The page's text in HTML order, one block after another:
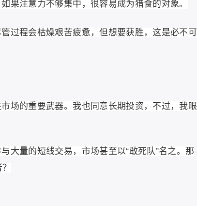
果注意力不够集中，很容易成为猎食的对象。
过程会枯燥艰苦疲惫，但想要获胜，这是必不可
场的重要武器。我也同意长期投资，不过，我眼
大量的短线交易，市场甚至以“敢死队”名之。那